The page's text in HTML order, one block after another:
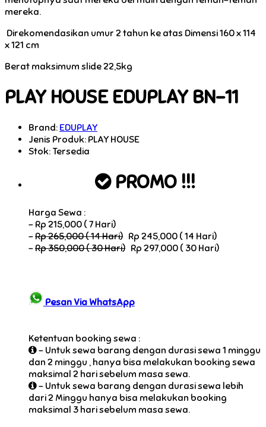
mereka.
Direkomendasikan umur 2 tahun ke atas Dimensi 160 x 114
x 121 cm
Berat maksimum slide 22,5kg
PLAY HOUSE EDUPLAY BN-11
Brand: EDUPLAY
Jenis Produk: PLAY HOUSE
Stok: Tersedia
PROMO !!!
Harga Sewa :
- Rp 215,000 ( 7 Hari)
-Rp 265,000 ( 14 Hari) Rp 245,000 ( 14 Hari)
-Rp 350,000 ( 30 Hari) Rp 297,000 ( 30 Hari)
Pesan Via WhatsApp
Ketentuan booking sewa :
- Untuk sewa barang dengan durasi sewa 1 minggu
dan 2 minggu , hanya bisa melakukan booking sewa
maksimal 2 hari sebelum masa sewa.
- Untuk sewa barang dengan durasi sewa lebih
dari 2 Minggu hanya bisa melakukan booking
maksimal 3 hari sebelum masa sewa.